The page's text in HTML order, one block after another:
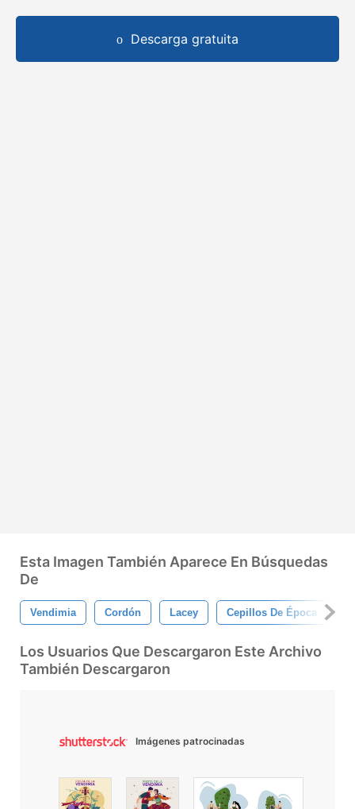
Descarga gratuita
Esta Imagen También Aparece En Búsquedas
De
Vendimia Cordón Lacey Cepillos De Época
Los Usuarios Que Descargaron Este Archivo
También Descargaron
Imágenes patrocinadas